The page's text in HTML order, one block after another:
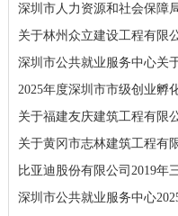
深圳市人力资源和社会保障
关于林州众立建设工程有限
深圳市公共就业服务中心关
2025年度深圳市市级创业孵
关于福建友庆建筑工程有限
关于黄冈市志林建筑工程有
比亚迪股份有限公司2019年
深圳市公共就业服务中心